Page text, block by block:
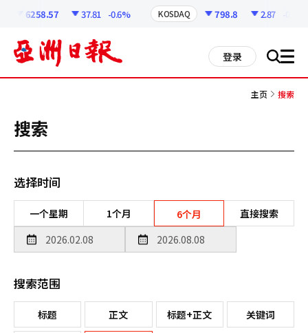
6258.57 37.81 -0.6% KOSDAQ 798.8 2.87 -0.36%
登录 搜 all
主页 搜索
搜索
选择时间
一个星期 1个月 6个月 直接搜索
搜索范围
标题 正文 标题+正文 关键词